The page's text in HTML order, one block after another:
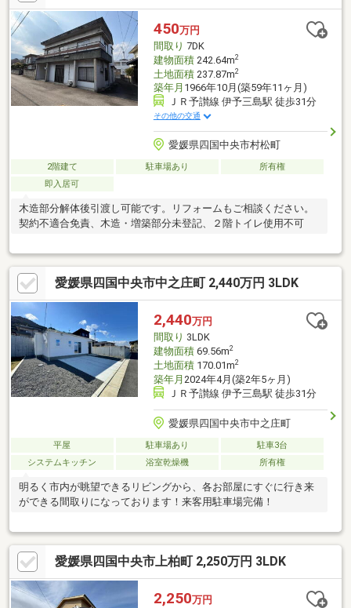
450万円
間取り 7DK
建物面積242.64m2
土地面積237.87m2
築年月 1966年10月(築59年11ヶ月)
ＪＲ予讃線 伊予三島駅 徒歩31分
その他の交通
愛媛県四国中央市村松町
2階建て 駐車場あり
所有権
即入居可
木造部分解体後引渡し可能です。リフォームもご相談ください。
契約不適合免責、木造・増築部分未登記、２階トイレ使用不可
愛媛県四国中央市中之庄町 2,440万円 3LDK
2,440万円
間取り 3LDK
建物面積69.56m2
土地面積170.01m2
築年月 2024年4月(築2年5ヶ月)
ＪＲ予讃線 伊予三島駅 徒歩31分
愛媛県四国中央市中之庄町
平屋 駐車場あり
駐車3台
システムキッチン
浴室乾燥機 所有権
明るく市内が眺望できるリビングから、各お部屋にすぐに行き来
ができる間取りになっております！来客用駐車場完備！
愛媛県四国中央市上柏町 2,250万円 3LDK
2,250万円